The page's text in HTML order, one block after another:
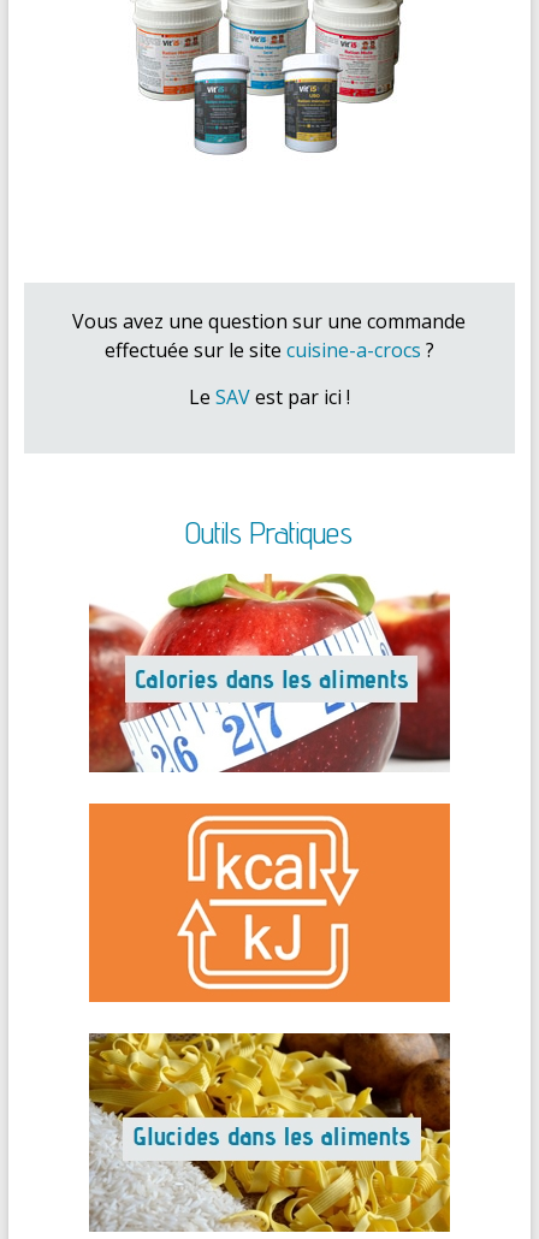
Vous avez une question sur une commande
effectuée sur le site cuisine-a-crocs ?
Le SAVest par ici !
Outils Pratiques